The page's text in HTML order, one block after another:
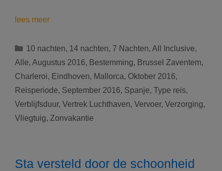
lees meerDe
Mallorca
(Spanje):
7,
10
of
429
Categorieën
10 nachten, 14 nachten, 7 Nachten, All Inclusive,
Alle, Augustus 2016, Bestemming, Brussel Zaventem,
Charleroi, Eindhoven, Mallorca, Oktober 2016,
Reisperiode, September 2016, Spanje, Type reis,
Verblijfsduur, Vertrek Luchthaven, Vervoer, Verzorging,
Vliegtuig, Zonvakantie
Sta versteld door de schoonheid